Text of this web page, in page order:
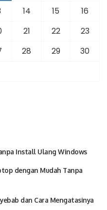
14 15
16
21 22
23
28 29
30
Install Ulang Windows
dengan Mudah Tanpa
dan Cara Mengatasinya